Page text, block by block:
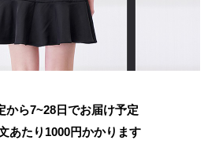
から7~28日でお届け予定
あたり 1000円かかります